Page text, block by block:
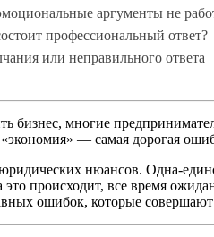
аргументы не
профессиональный ответ?
или неправильного ответа
бизнес, многие
— самая дорогая
нюансов. Одна-
происходит, все время
ошибок, которые